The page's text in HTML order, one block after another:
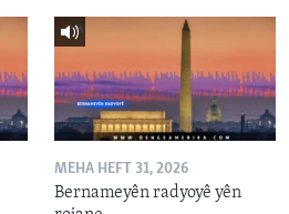
MEHA HEFT 31, 2026
Bernameyên radyoyê yên